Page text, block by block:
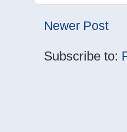
Newer Post
Subscribe to: